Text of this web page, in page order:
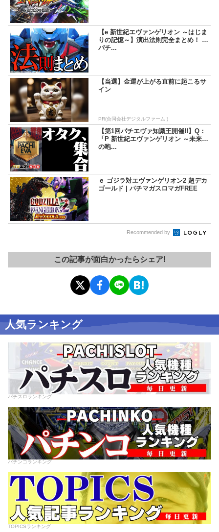
【e 新世紀エヴァンゲリオン ～はじま
りの記憶～】演出法則完全まとめ！ |
パチ...
【当選】金運が上がる直前に起こるサ
イン
PR(合同会社デジタルファーム )
【第1回パチエヴァ知識王開催!!】Q：
「P 新世紀エヴァンゲリオン ～未来へ
の咆...
ｅ ゴジラ対エヴァンゲリオン2 超デカ
ゴールド | パチマガスロマガFREE
Recommended by
この記事が面白かったらシェア!
人気ランキング
パチスロランキング
パチンコランキング
TOPICSランキング